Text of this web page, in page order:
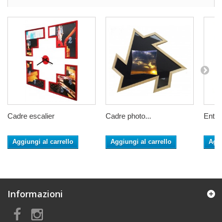
Cadre escalier
Aggiungi al carrello
Cadre photo...
Aggiungi al carrello
Informazioni